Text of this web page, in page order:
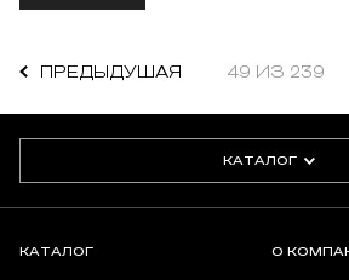
ПРЕДЫДУШАЯ 49 ИЗ 239
КАТАЛОГ
КАТАЛОГ О